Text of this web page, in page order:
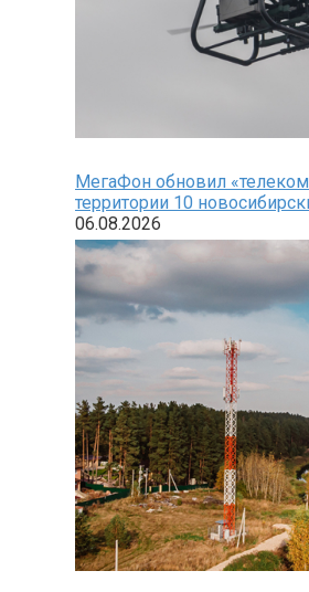
МегаФон обновил
территории 10
06.08.2026